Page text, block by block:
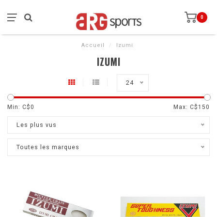
0
Accueil / Izumi
IZUMI
24
Min: C$0 Max: C$ 150
Les plus vus
Toutes les marques